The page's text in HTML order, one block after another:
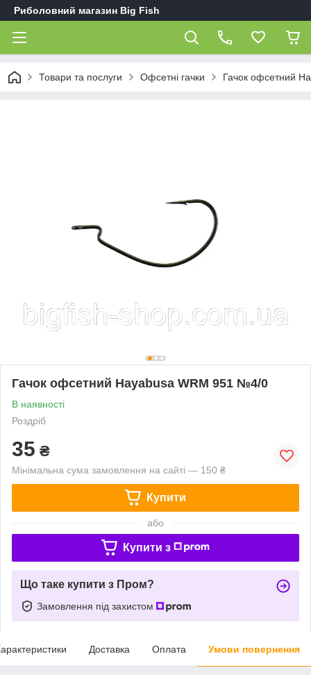
Риболовний магазин Big Fish
Товари та послуги Офсетні гачки Гачок офсетний
Гачок офсетний Hayabusa WRM 951 №4/0
В наявності
Роздріб
35 ₴
Мінімальна сума замовлення на сайті — 150 ₴
Купити
або
Купити з
Що таке купити з Пром?
Замовлення під захистом
Доставка Оплата Умови повернення